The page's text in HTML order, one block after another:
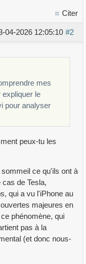
Citer
#2
04-2026 12:05:10
mes
le
pour analyser
peux-tu les
ce qu'ils ont à
cas de Tesla,
qui a vu l'iPhone au
majeures en
phénomène, qui
pas à la
(et donc nous-